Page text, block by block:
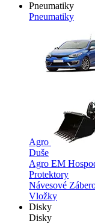
Pneumatiky
Pneumatiky
Agro
Duše
Agro EM
Protektory
Návesové
Vložky
Disky
Disky